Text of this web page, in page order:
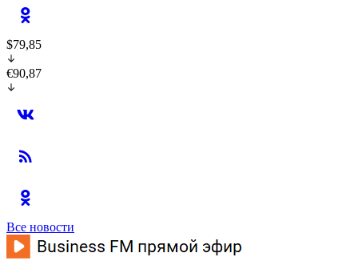
$79,85
€90,87
Все новости